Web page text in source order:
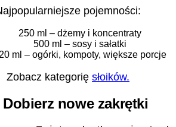
pojemności:
250 ml – dżemy i koncentraty
500 ml – sosy i sałatki
ml – ogórki, kompoty, większe porcje
Zobacz kategorię słoików.
Dobierz nowe zakrętki